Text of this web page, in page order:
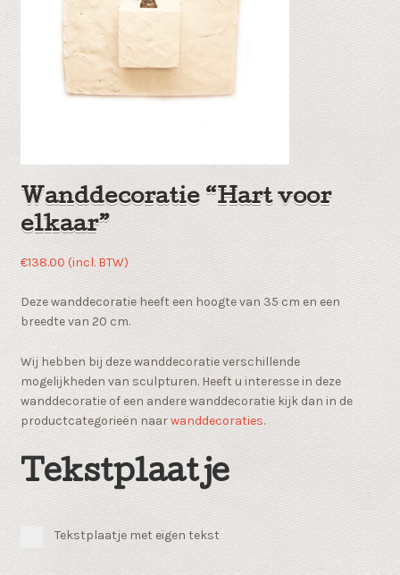
Wanddecoratie “Hart voor
elkaar”
€138.00 (incl. BTW)
Deze wanddecoratie heeft een hoogte van 35 cm en een
breedte van 20 cm.
Wij hebben bij deze wanddecoratie verschillende
mogelijkheden van sculpturen. Heeft u interesse in deze
wanddecoratie of een andere wanddecoratie kijk dan in de
productcategorieën naarwanddecoraties.
Tekstplaatje
Tekstplaatje met eigen tekst